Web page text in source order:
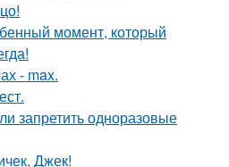
момент, который
- max.
запретить одноразовые
Джек!